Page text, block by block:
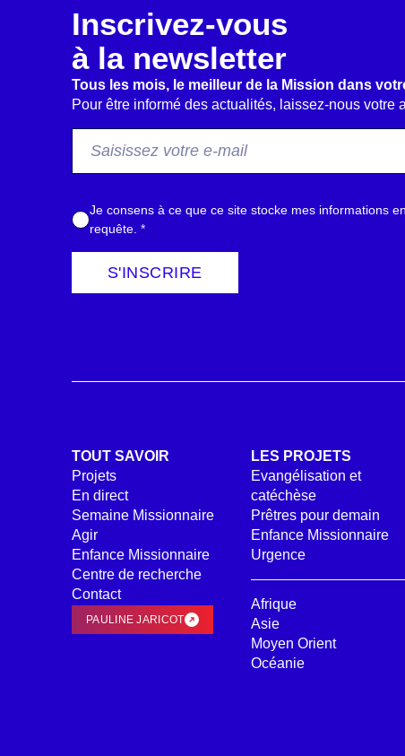
Inscrivez-vous
à la newsletter
Tous les mois, le meilleur de la Mission dans
Pour être informé des actualités, laissez-nous
o
E
a
l
A
c
c
D
Je consens à ce que ce site stocke mes informations
requête. *
S'INSCRIRE
TOUT SAVOIR
Projets
En direct
Semaine Missionnaire
Agir
Enfance Missionnaire
Centre de recherche
Contact
PAULINE JARICOT
LES PROJETS
Evangélisation et
catéchèse
Prêtres pour demain
Enfance Missionnaire
Urgence
Afrique
Asie
Moyen Orient
Océanie